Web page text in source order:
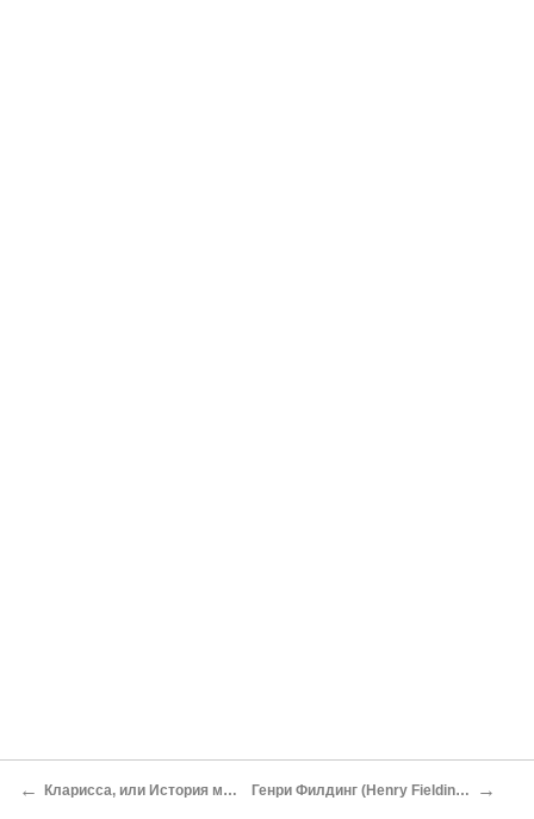
← Кларисса, или История молодой леди Генри Филдинг (Henry Fielding) [1707–1754] →